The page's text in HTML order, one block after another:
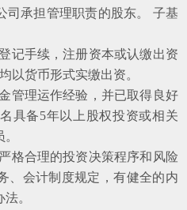
司承担管理职责的股东。 子基
手续，注册资本或认缴出资
以货币形式实缴出资。
理运作经验，并已取得良好
具备5年以上股权投资或相关
合理的投资决策程序和风险
、会计制度规定，有健全的内
。